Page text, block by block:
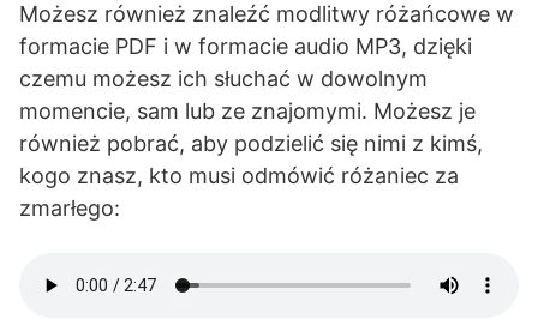
Możesz również znaleźć modlitwy różańcowe w
formacie PDF i w formacie audio MP3, dzięki
czemu możesz ich słuchać w dowolnym
momencie, sam lub ze znajomymi. Możesz je
również pobrać, aby podzielić się nimi z kimś,
kogo znasz, kto musi odmówić różaniec za
zmarłego: